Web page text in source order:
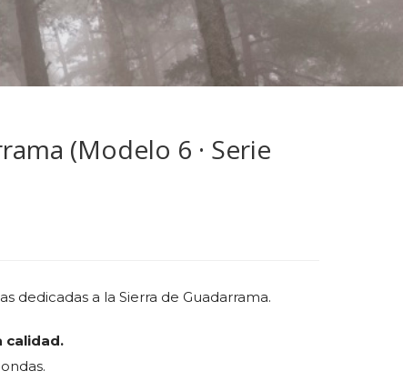
(Modelo 6 · Serie
dedicadas a la Sierra de Guadarrama.
calidad.